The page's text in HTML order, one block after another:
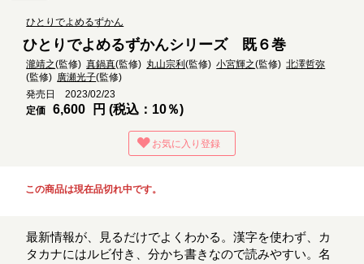
ひとりでよめるずかん
ひとりでよめるずかんシリーズ 既６巻
瀧靖之(監修)真鍋真(監修) 丸山宗利(監修)小宮輝之(監修)北澤哲弥
(監修) 廣瀬光子(監修)
発売日 2023/02/23
定価
6,600 円 (税込：10％)
お気に入り登録
この商品は現在品切れ中です。
最新情報が、見るだけでよくわかる。漢字を使わず、カ
タカナにはルビ付き、分かち書きなので読みやすい。名